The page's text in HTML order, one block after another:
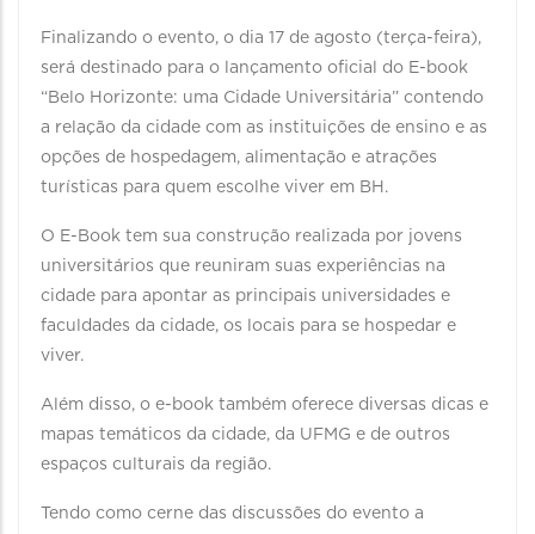
Finalizando o evento, o dia 17 de agosto (terça-feira),
será destinado para o lançamento oficial do E-book
“Belo Horizonte: uma Cidade Universitária” contendo
a relação da cidade com as instituições de ensino e as
opções de hospedagem, alimentação e atrações
turísticas para quem escolhe viver em BH.
O E-Book tem sua construção realizada por jovens
universitários que reuniram suas experiências na
cidade para apontar as principais universidades e
faculdades da cidade, os locais para se hospedar e
viver.
Além disso, o e-book também oferece diversas dicas e
mapas temáticos da cidade, da UFMG e de outros
espaços culturais da região.
Tendo como cerne das discussões do evento a